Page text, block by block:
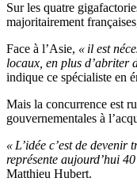
Sur les quatre
majoritairement
Face à l’Asie, « il est
locaux, en plus d’abriter
indique ce spécialiste en
Mais la concurrence est
gouvernementales à
« L’idée c’est de
représente aujourd’hui
Matthieu Hubert.